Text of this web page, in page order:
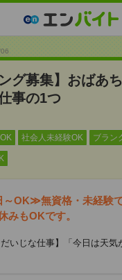
06
グ募集】おばあ
事の1つ
社会人未経験OK ブラン
OK≫無資格・未経験で
みもOKです。
だいじな仕事】「今日は天